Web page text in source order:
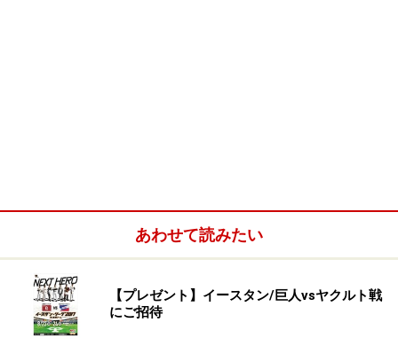
あわせて読みたい
【プレゼント】イースタン/巨人vsヤクルト戦
にご招待